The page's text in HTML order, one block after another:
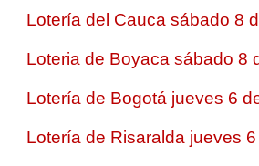
Lotería del Cauca sábado 8
Loteria de Boyaca sábado 8
Lotería de Bogotá jueves 6
Lotería de Risaralda jueves